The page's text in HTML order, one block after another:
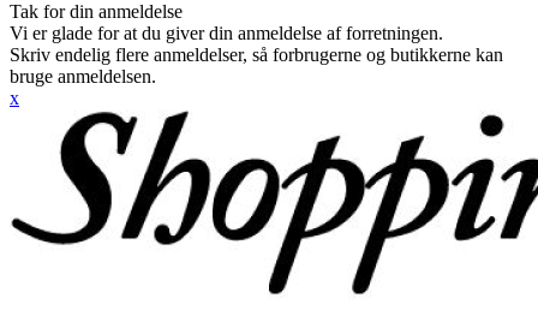
Tak for din anmeldelse
Vi er glade for at du giver din anmeldelse af forretningen.
Skriv endelig flere anmeldelser, så forbrugerne og butikkerne kan
bruge anmeldelsen.
x